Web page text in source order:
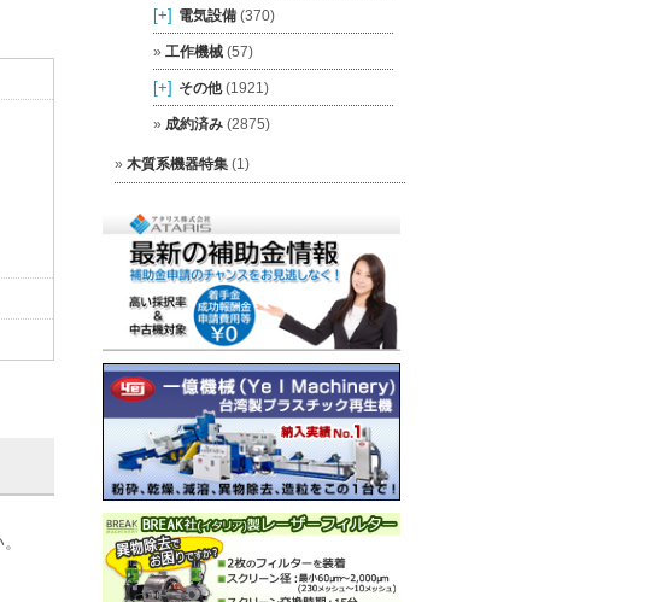
[+] 電気設備(370)
工作機械(57)
[+] その他(1921)
成約済み(2875)
木質系機器特集(1)